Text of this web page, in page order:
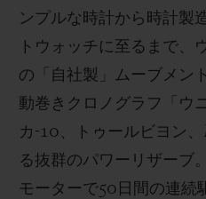
ンプルな時計から時計製
トウォッチに至るまで、
の「自社製」ムーブメン
動巻きクロノグラフ「ウ
カ -10 、トゥールビヨン、
る抜群のパワーリザーブ。
モーターで50 日間の連続